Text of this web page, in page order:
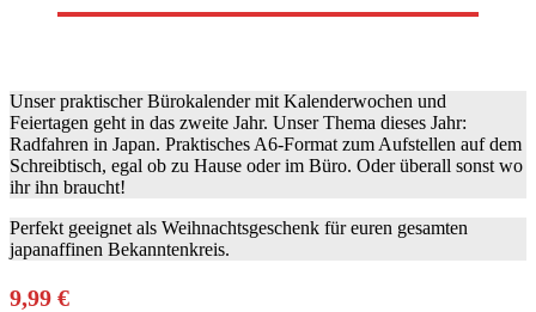
Unser praktischer Bürokalender mit Kalenderwochen und
Feiertagen geht in das zweite Jahr. Unser Thema dieses Jahr:
Radfahren in Japan. Praktisches A6-Format zum Aufstellen auf dem
Schreibtisch, egal ob zu Hause oder im Büro. Oder überall sonst wo
ihr ihn braucht!
Perfekt geeignet als Weihnachtsgeschenk für euren gesamten
japanaffinen Bekanntenkreis.
9,99 €